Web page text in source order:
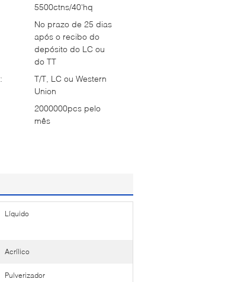
5500ctns/40'hq
No prazo de 25 dias
após o recibo do
depósito do LC ou
do TT
T/T, LC ou Western
Union
2000000pcs pelo
mês
Líquido
Acrílico
Pulverizador